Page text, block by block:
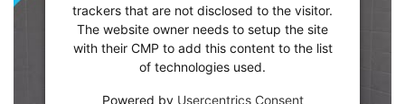
trackers that are not disclosed to the visitor.
The website owner needs to setup the site
with their CMP to add this content to the list
of technologies used.
Powered by Usercentrics Consent